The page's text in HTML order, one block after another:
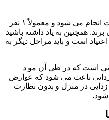
سم زدایی فوق سریع در چند ساعت انجام می شود و معمولاً ۱ نفر
نمی برند. همچنین به یاد داشته باشید
است و باید مراحل دیگر به
است که در طی آن مواد
باعث می شود که عوارض
در منزل و بدون نظارت
شود.